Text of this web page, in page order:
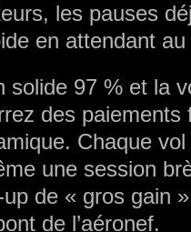
les pauses
en attendant
solide 97 % et la
des
Chaque
une session
de « gros gain
de l’aéronef.